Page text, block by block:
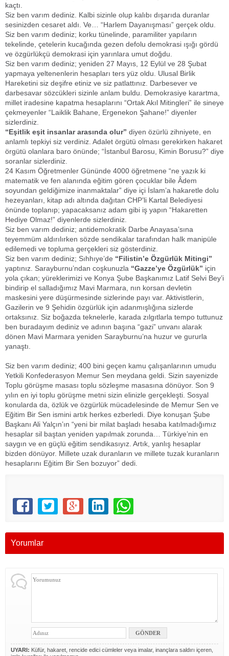
kaçtı.
Siz ben varım dediniz. Kalbi sizinle olup kalıbı dışarıda duranlar
sesinizden cesaret aldı. Ve… “Harlem Dayanışması” gerçek oldu.
Siz ben varım dediniz; korku tünelinde, paramiliter yapıların
tekelinde, çetelerin kucağında gezen defolu demokrasi ışığı gördü
ve özgürlükçü demokrasi için yarınlara umut doğdu.
Siz ben varım dediniz; yeniden 27 Mayıs, 12 Eylül ve 28 Şubat
yapmaya yeltenenlerin hesapları ters yüz oldu. Ulusal Birlik
Hareketini siz deşifre etiniz ve siz patlattınız. Darbesever ve
darbesavar sözcükleri sizinle anlam buldu. Demokrasiye karartma,
millet iradesine kapatma hesaplarını “Ortak Akıl Mitingleri” ile sineye
çekmeyenler “Laiklik Bahane, Ergenekon Şahane!” diyenler
sizlerdiniz.
“Eşitlik eşit insanlar arasında olur” diyen özürlü zihniyete, en
anlamlı tepkiyi siz verdiniz. Adalet örgütü olması gerekirken hakaret
örgütü olanlara baro önünde; “İstanbul Barosu, Kimin Borusu?” diye
soranlar sizlerdiniz.
24 Kasım Öğretmenler Gününde 4000 öğretmene “ne yazık ki
matematik ve fen alanında eğitim gören çocuklar bile Âdem
soyundan geldiğimize inanmaktalar” diye içi İslam’a hakaretle dolu
hezeyanları, kitap adı altında dağıtan CHP’li Kartal Belediyesi
önünde toplanıp; yapacaksanız adam gibi iş yapın “Hakaretten
Hediye Olmaz!” diyenlerde sizlerdiniz.
Siz ben varım dediniz; antidemokratik Darbe Anayasa’sına
teyemmüm aldırılırken sözde sendikalar tarafından halk manipüle
edilemedi ve topluma gerçekleri siz gösterdiniz.
Siz ben varım dediniz; Sıhhıye’de “Filistin’e Özgürlük Mitingi”
yaptınız. Sarayburnu’ndan coşkunuzla “Gazze’ye Özgürlük” için
yola çıkan; yüreklerimizi ve Konya Şube Başkanımız Latif Selvi Bey’i
bindirip el salladığımız Mavi Marmara, nın korsan devletin
maskesini yere düşürmesinde sizlerinde payı var. Aktivistlerin,
Gazilerin ve 9 Şehidin özgürlük için adanmışlığına sizlerde
ortaksınız. Siz boğazda teknelerle, karada zılgıtlarla tempo tuttunuz
ben buradayım dediniz ve adının başına “gazi” unvanı alarak
dönen Mavi Marmara yeniden Sarayburnu’na huzur ve gururla
yanaştı.
Siz ben varım dediniz; 400 bini geçen kamu çalışanlarının umudu
Yetkili Konfederasyon Memur Sen meydana geldi. Sizin sayenizde
Toplu görüşme masası toplu sözleşme masasına dönüyor. Son 9
yılın en iyi toplu görüşme metni sizin elinizle gerçekleşti. Sosyal
konularda da, özlük ve özgürlük mücadelesinde de Memur Sen ve
Eğitim Bir Sen ismini artık herkes ezberledi. Diye konuşan Şube
Başkanı Ali Yalçın’ın “yeni bir milat başladı hesaba katılmadığımız
hesaplar sil baştan yeniden yapılmak zorunda… Türkiye’nin en
saygın ve en güçlü eğitim sendikasıyız. Artık, yanlış hesaplar
bizden dönüyor. Millete uzak duranların ve millete tuzak kuranların
hesaplarını Eğitim Bir Sen bozuyor” dedi.
Yorumlar
UYARI: Küfür, hakaret, rencide edici cümleler veya imalar, inançlara saldırı içeren,